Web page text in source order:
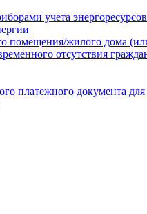
учета энергоресурсов
помещения/жилого дома
отсутствия
платежного документа